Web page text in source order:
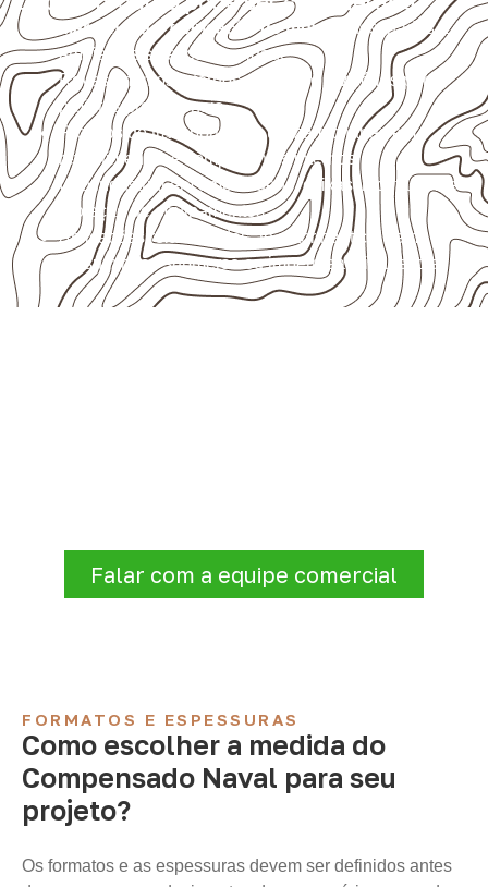
Marcenaria e fabricação de móveis
destinados a
ambientes sujeitos à umidade.
Revestimentos internos, painéis e divisórias para
projetos profissionais.
Projetos de transporte que utilizam chapas em
revestimentos e componentes internos.
Uso industrial em embalagens, caixas, montagem e
proteção de equipamentos.
Aplicações relacionadas ao setor náutico, sem
presumir uso submerso ou impermeabilidade total.
Falar com a equipe comercial
FORMATOS E ESPESSURAS
Como escolher a medida do
Compensado Naval para seu
projeto?
Os formatos e as espessuras devem ser definidos antes